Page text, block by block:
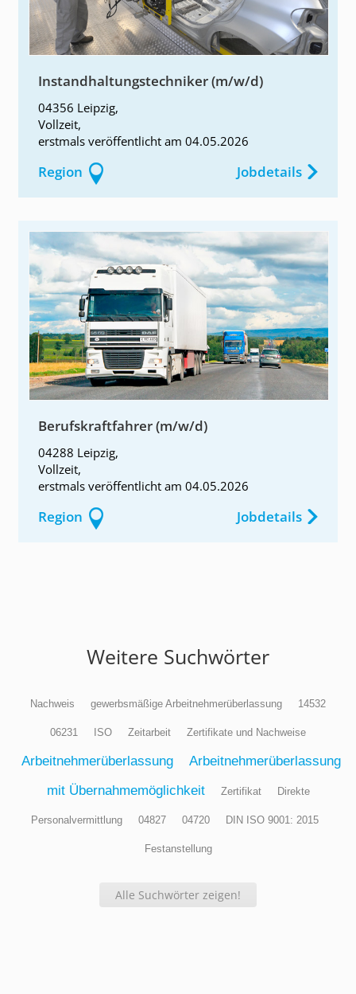
Instandhaltungstechniker (m/w/d)
04356 Leipzig,
Vollzeit,
erstmals veröffentlicht am 04.05.2026
Jobdetails
Region
Berufskraftfahrer (m/w/d)
04288 Leipzig,
Vollzeit,
erstmals veröffentlicht am 04.05.2026
Jobdetails
Region
Weitere Suchwörter
Nachweis gewerbsmäßige Arbeitnehmerüberlassung 14532
06231 ISO Zeitarbeit Zertifikate und Nachweise
Arbeitnehmerüberlassung
Arbeitnehmerüberlassung
mit Übernahmemöglichkeit
Zertifikat Direkte
Personalvermittlung 04827 04720 DIN ISO 9001: 2015
Festanstellung
Alle Suchwörter zeigen!